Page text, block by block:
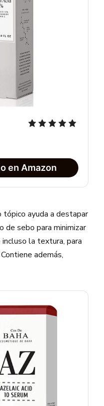
en Amazon
tópico ayuda a destapar
de sebo para minimizar
la textura, para
además,